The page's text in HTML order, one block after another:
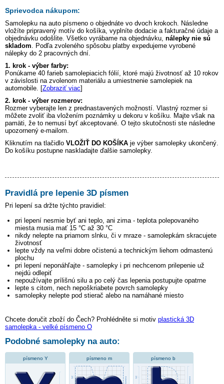
Sprievodca nákupom:
Samolepku na auto písmeno o objednáte vo dvoch krokoch. Následne
vložíte pripravený motív do košíka, vyplníte dodacie a fakturačné údaje a
objednávku odošlite. Všetko vyrábame na objednávku, nálepky nie sú
skladom. Podľa zvoleného spôsobu platby expedujeme vyrobené
nálepky do 2 pracovných dní.
1. krok - výber farby:
Ponúkame 40 farieb samolepiacich fólií, ktoré majú životnosť až 10 rokov
v závislosti na zvolenom materiálu a umiestnenie samolepiek na
automobile. [Zobraziť viac]
2. krok - výber rozmerov:
Rozmer vyberajte len z prednastavených možností. Vlastný rozmer si
môžete zvoliť iba vložením poznámky u dekoru v košíku. Majte však na
pamäti, že to nemusí byť akceptované. O tejto skutočnosti ste následne
upozornený e-mailom.
Kliknutím na tlačidlo VLOŽIŤ DO KOŠÍKA je výber samolepky ukončený.
Do košíku postupne naskladajte ďalšie samolepky.
Pravidlá pre lepenie 3D písmen
Pri lepení sa držte týchto pravidiel:
pri lepení nesmie byť ani teplo, ani zima - teplota polepovaného
miesta musia mať 15 °C až 30 °C
nikdy nelepte na priamom slnku, či v mraze - samolepkám skracujete
životnosť
lepte vždy na veľmi dobre očistenú a technickým liehom odmastenú
plochu
pri lepení neponáhľajte - samolepky i pri nechcenom prilepenie už
nejdú odlepiť
nepoužívajte prílišnú silu a po celý čas lepenia postupujte opatrne
lepte s citom, nech nepoškriabete povrch samolepky
samolepky nelepte pod stierač alebo na namáhané miesto
Chcete doručit zboží do Čech? Prohlédněte si motiv plastická 3D
samolepka - velké písmeno O
Podobné samolepky na auto:
písmeno Y písmeno m písmeno b